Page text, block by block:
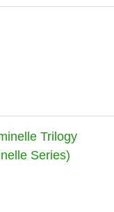
Trilogy
Series)